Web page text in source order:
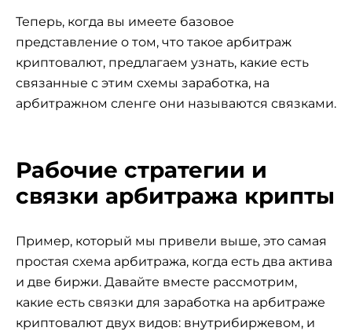
Теперь, когда вы имеете базовое
представление о том, что такое арбитраж
криптовалют, предлагаем узнать, какие есть
связанные с этим схемы заработка, на
арбитражном сленге они называются связками.
Рабочие стратегии и
связки арбитража крипты
Пример, который мы привели выше, это самая
простая схема арбитража, когда есть два актива
и две биржи. Давайте вместе рассмотрим,
какие есть связки для заработка на арбитраже
криптовалют двух видов: внутрибиржевом, и